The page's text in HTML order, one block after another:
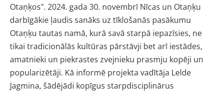
Otaņķos". 2024. gada 30. novembrī Nīcas un Otaņķu
darbīgākie ļaudis sanāks uz tīklošanās pasākumu
Otaņķu tautas namā, kurā savā starpā iepazīsies, ne
tikai tradicionālās kultūras pārstāvji bet arī iestādes,
amatnieki un piekrastes zvejnieku prasmju kopēji un
popularizētāji. Kā informē projekta vadītāja Lelde
Jagmina, šādējādi kopīgus starpdisciplinārus